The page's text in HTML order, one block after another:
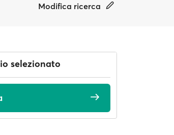
Modifica ricerca
selezionato